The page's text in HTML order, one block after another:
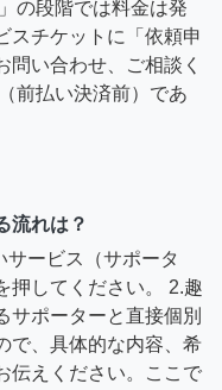
の段階では料金は発
スチケットに「依頼申
い合わせ、ご相談く
前払い決済前）であ
流れは？
ービス（サポータ
押してください。 2.趣
サポーターと直接個別
で、具体的な内容、希
伝えください。ここで